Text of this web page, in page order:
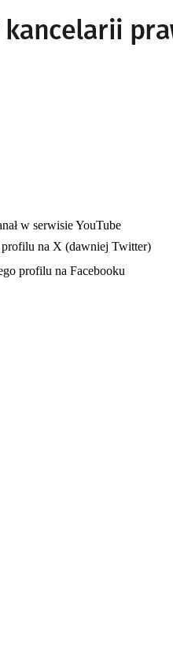
karcie
w serwisie YouTube
profilu na X (dawniej Twitter)
karcie
profilu na Facebooku